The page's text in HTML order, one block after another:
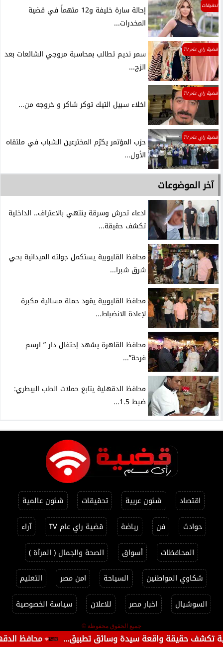
محافظ الدقهلية يتابع حقيقة واقعة سيدة وسائق تطبيق...
تحقيقات
إحالة سارة خليفة و12 متهماً في قضية
المخدرات...
قضية راي عام TV
سمر نديم تطالب بمحاسبة مروجي الشائعات بعد
الزج...
قضية راي عام TV
اخلاء سبيل التيك توكر شاكر و خروجه من...
قضية راي عام TV
حزب المؤتمر يكرّم المخترعين الشباب في ملتقاه
الأول...
آخر الموضوعات
ادعاء تحرش وسرقة ينتهي بالاعتراف.. الداخلية
تكشف حقيقة...
محافظ القليوبية يستكمل جولته الميدانية بحي
شرق شبرا...
محافظ القليوبية يقود حملة مسائية مكبرة
لإعادة الانضباط...
محافظ القاهرة يشهد إحتفال دار ” ارسم
فرحة”...
محافظ الدقهلية يتابع حملات الطب البيطري:
ضبط 1.5...
اقتصاد شئون عربية تحقيقات
شئون عالمية
حوادث
فن رياضة قضية راي عام TV
آراء
المحافظات
أسواق
الصحة والجمال ( المرآة )
شكاوي المواطنين
السياحة امن مصر
التعليم
السوشيال
اخبار مصر للاعلان سياسة الخصوصية
جميع الحقوق محفوظة ©